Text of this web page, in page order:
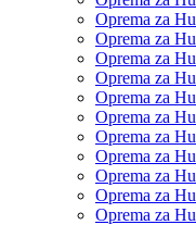
Oprema za
Oprema za
Oprema za
Oprema za
Oprema za
Oprema za
Oprema za
Oprema za
Oprema za
Oprema za
Oprema za